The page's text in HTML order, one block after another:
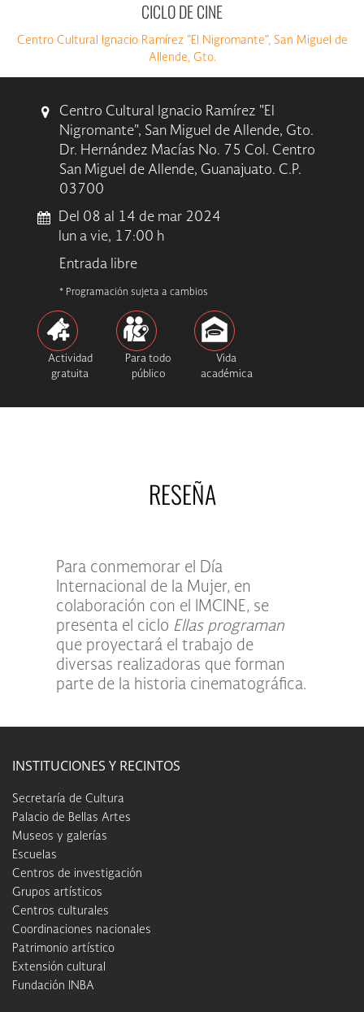
CICLO DE CINE
Centro Cultural Ignacio Ramírez "El Nigromante", San Miguel de
Allende, Gto.
Centro Cultural Ignacio Ramírez "El
Nigromante", San Miguel de Allende, Gto.
Dr. Hernández Macías No. 75 Col. Centro
San Miguel de Allende, Guanajuato. C.P.
03700
Del 08 al 14 de mar 2024
lun a vie, 17:00 h
Entrada libre
* Programación sujeta a cambios
Actividad
gratuita
Para todo
público
Vida
académica
RESEÑA
Para conmemorar el Día
Internacional de la Mujer, en
colaboración con el IMCINE, se
presenta el ciclo Ellas programan
que proyectará el trabajo de
diversas realizadoras que forman
parte de la historia cinematográfica.
INSTITUCIONES Y RECINTOS
Secretaría de Cultura
Palacio de Bellas Artes
Museos y galerías
Escuelas
Centros de investigación
Grupos artísticos
Centros culturales
Coordinaciones nacionales
Patrimonio artístico
Extensión cultural
Fundación INBA